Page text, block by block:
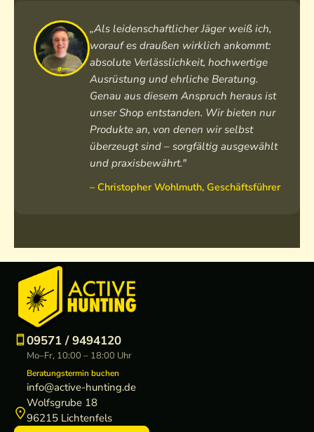
„Als leidenschaftlicher Jäger weiß ich,
worauf es draußen wirklich ankommt:
absolute Verlässlichkeit, hochwertige
Ausrüstung und ehrliche Beratung.
Genau aus diesem Anspruch heraus ist
unser Shop entstanden. Wir bieten nur
Produkte an, von denen wir selbst
überzeugt sind – sorgfältig ausgewählt
und praxisbewährt."
– Christopher Wohlmuth, Geschäftsführer
09571 / 9494120
Mo–Fr, 10:00 – 18:00 Uhr
Beratungstermin buchen
info@active-hunting.de
Wolfsgrube 18
96215 Lichtenfels